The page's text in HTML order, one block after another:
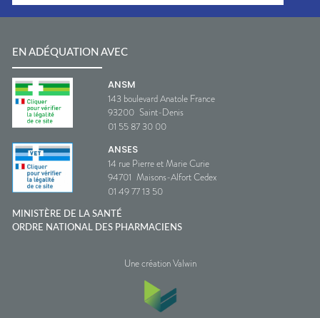
EN ADÉQUATION AVEC
ANSM
143 boulevard Anatole France
93200 Saint-Denis
01 55 87 30 00
ANSES
14 rue Pierre et Marie Curie
94701 Maisons-Alfort Cedex
01 49 77 13 50
MINISTÈRE DE LA SANTÉ
ORDRE NATIONAL DES PHARMACIENS
Une création Valwin